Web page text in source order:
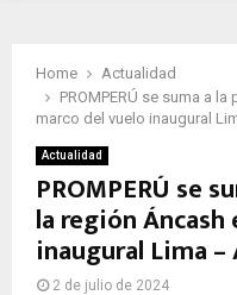
Home
Actualidad
PROMPERÚ se suma a
marco del vuelo inaugural
Actualidad
PROMPERÚ se
la región Áncash
inaugural Lima –
2 de julio de 2024